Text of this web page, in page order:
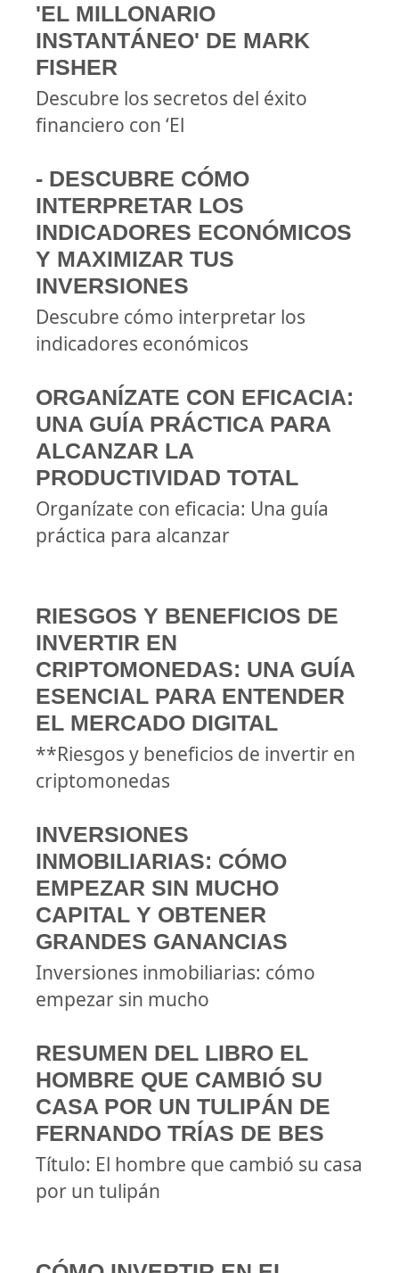
'EL MILLONARIO
INSTANTÁNEO' DE MARK
FISHER
Descubre los secretos del éxito
financiero con ‘El
- DESCUBRE CÓMO
INTERPRETAR LOS
INDICADORES ECONÓMICOS
Y MAXIMIZAR TUS
INVERSIONES
Descubre cómo interpretar los
indicadores económicos
ORGANÍZATE CON EFICACIA:
UNA GUÍA PRÁCTICA PARA
ALCANZAR LA
PRODUCTIVIDAD TOTAL
Organízate con eficacia: Una guía
práctica para alcanzar
RIESGOS Y BENEFICIOS DE
INVERTIR EN
CRIPTOMONEDAS: UNA GUÍA
ESENCIAL PARA ENTENDER
EL MERCADO DIGITAL
**Riesgos y beneficios de invertir en
criptomonedas
INVERSIONES
INMOBILIARIAS: CÓMO
EMPEZAR SIN MUCHO
CAPITAL Y OBTENER
GRANDES GANANCIAS
Inversiones inmobiliarias: cómo
empezar sin mucho
RESUMEN DEL LIBRO EL
HOMBRE QUE CAMBIÓ SU
CASA POR UN TULIPÁN DE
FERNANDO TRÍAS DE BES
Título: El hombre que cambió su casa
por un tulipán